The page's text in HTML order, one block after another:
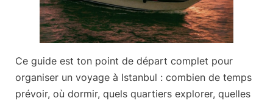
Ce guide est ton point de départ complet pour
organiser un voyage à Istanbul : combien de temps
prévoir, où dormir, quels quartiers explorer, quelles